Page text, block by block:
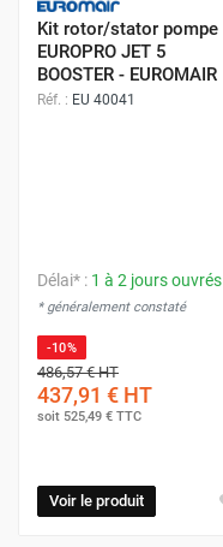
Kit rotor/stator pompe
EUROPRO JET 5
BOOSTER - EUROMAIR
Réf. : EU 40041
Délai* : 1 à 2 jours ouvrés
* généralement constaté
-10%
486,57 €HT
437,91 € HT
soit 525,49 € TTC
Voir le produit